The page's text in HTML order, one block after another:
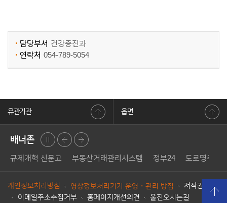
담당부서 건강증진과
연락처 054-789-5054
유관기관 읍면
배너존
규제개혁 신문고 부동산거래관리시스템 정부24 도로명주소
개인정보처리방침 영상정보처리기기 운영・관리 방침
저작권정책
이메일주소수집거부
홈페이지개선의견 울진오시는길